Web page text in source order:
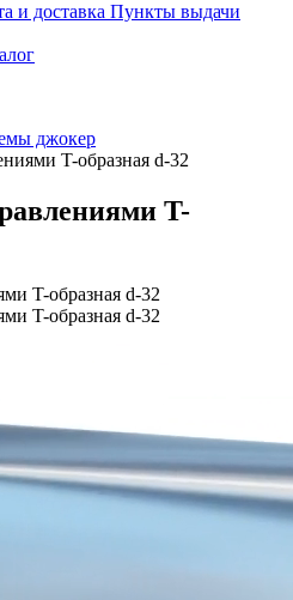
и доставка Пункты выдачи
джокер
T-образная d-32
T-